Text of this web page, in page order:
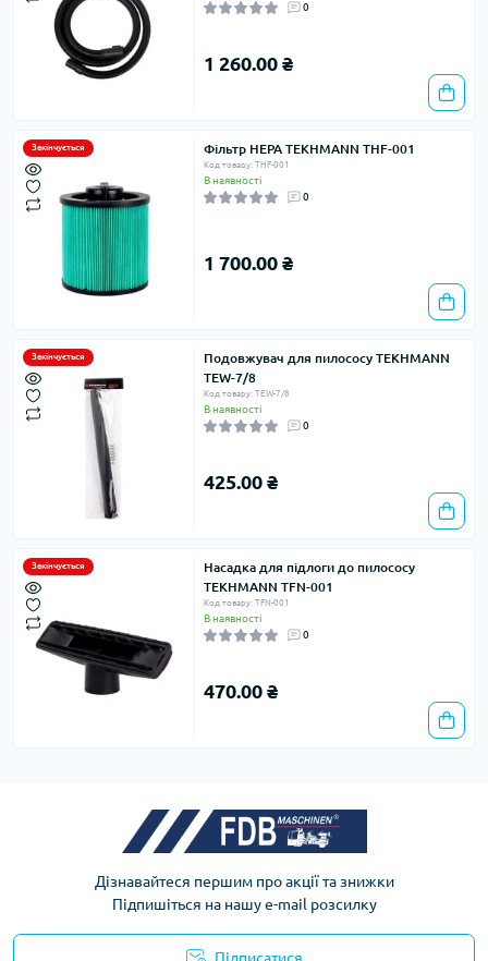
0
1 260.00 ₴
Закінчується Фільтр HEPA TEKHMANN THF-001
Код товару: THF-001
В наявності
0
1 700.00 ₴
Закінчується
Подовжувач для пилососу TEKHMANN
TEW-7/8
Код товару: TEW-7/8
В наявності
0
425.00 ₴
Закінчується
Насадка для підлоги до пилососу
TEKHMANN TFN-001
Код товару: TFN-001
В наявності
0
470.00 ₴
Дізнавайтеся першим про акції та знижки
Підпишіться на нашу e-mail розсилку